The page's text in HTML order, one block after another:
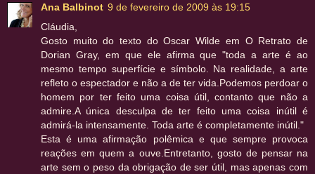
Ana Balbinot 9 de fevereiro de 2009 às 19:15
Cláudia,
Gosto muito do texto do Oscar Wilde em O Retrato de
Dorian Gray, em que ele afirma que "toda a arte é ao
mesmo tempo superfície e símbolo. Na realidade, a arte
refleto o espectador e não a de ter vida.Podemos perdoar o
homem por ter feito uma coisa útil, contanto que não a
admire.A única desculpa de ter feito uma coisa inútil é
admirá-la intensamente. Toda arte é completamente inútil."
Esta é uma afirmação polêmica e que sempre provoca
reações em quem a ouve.Entretanto, gosto de pensar na
arte sem o peso da obrigação de ser útil, mas apenas com